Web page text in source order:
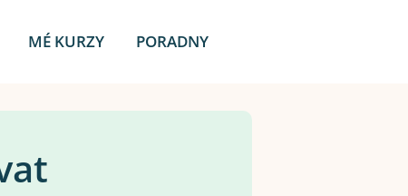
MÉ KURZY PORADNY